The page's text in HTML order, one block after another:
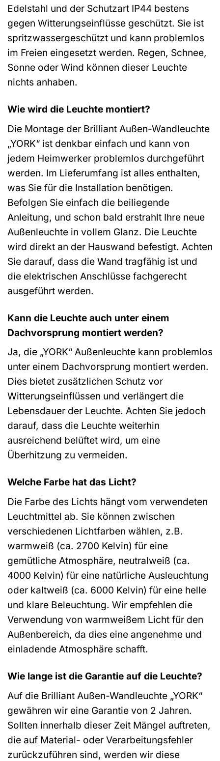
Edelstahl und der Schutzart IP44 bestens
gegen Witterungseinflüsse geschützt. Sie ist
spritzwassergeschützt und kann problemlos
im Freien eingesetzt werden. Regen, Schnee,
Sonne oder Wind können dieser Leuchte
nichts anhaben.
Wie wird die Leuchte montiert?
Die Montage der Brilliant Außen-Wandleuchte
„YORK“ ist denkbar einfach und kann von
jedem Heimwerker problemlos durchgeführt
werden. Im Lieferumfang ist alles enthalten,
was Sie für die Installation benötigen.
Befolgen Sie einfach die beiliegende
Anleitung, und schon bald erstrahlt Ihre neue
Außenleuchte in vollem Glanz. Die Leuchte
wird direkt an der Hauswand befestigt. Achten
Sie darauf, dass die Wand tragfähig ist und
die elektrischen Anschlüsse fachgerecht
ausgeführt werden.
Kann die Leuchte auch unter einem
Dachvorsprung montiert werden?
Ja, die „YORK“ Außenleuchte kann problemlos
unter einem Dachvorsprung montiert werden.
Dies bietet zusätzlichen Schutz vor
Witterungseinflüssen und verlängert die
Lebensdauer der Leuchte. Achten Sie jedoch
darauf, dass die Leuchte weiterhin
ausreichend belüftet wird, um eine
Überhitzung zu vermeiden.
Welche Farbe hat das Licht?
Die Farbe des Lichts hängt vom verwendeten
Leuchtmittel ab. Sie können zwischen
verschiedenen Lichtfarben wählen, z.B.
warmweiß (ca. 2700 Kelvin) für eine
gemütliche Atmosphäre, neutralweiß (ca.
4000 Kelvin) für eine natürliche Ausleuchtung
oder kaltweiß (ca. 6000 Kelvin) für eine helle
und klare Beleuchtung. Wir empfehlen die
Verwendung von warmweißem Licht für den
Außenbereich, da dies eine angenehme und
einladende Atmosphäre schafft.
Wie lange ist die Garantie auf die Leuchte?
Auf die Brilliant Außen-Wandleuchte „YORK“
gewähren wir eine Garantie von 2 Jahren.
Sollten innerhalb dieser Zeit Mängel auftreten,
die auf Material- oder Verarbeitungsfehler
zurückzuführen sind, werden wir diese